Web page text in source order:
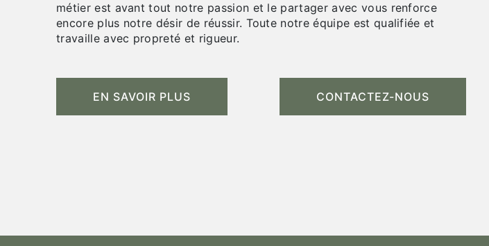
métier est avant tout notre passion et le partager avec vous renforce
encore plus notre désir de réussir. Toute notre équipe est qualifiée et
travaille avec propreté et rigueur.
EN SAVOIR PLUS CONTACTEZ-NOUS